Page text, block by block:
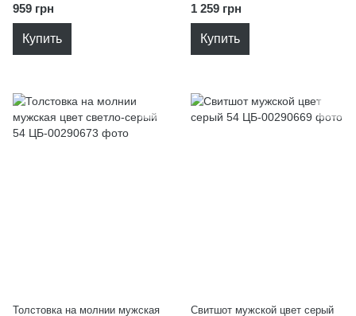
959 грн
Купить
1 259 грн
Купить
Толстовка на молнии мужская Свитшот мужской цвет серый